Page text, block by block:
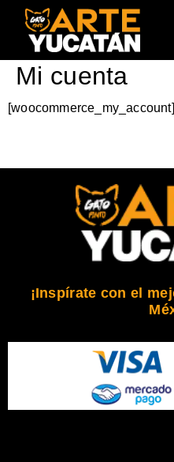
Mi cuenta
[woocommerce_my_account]
¡Inspírate con el